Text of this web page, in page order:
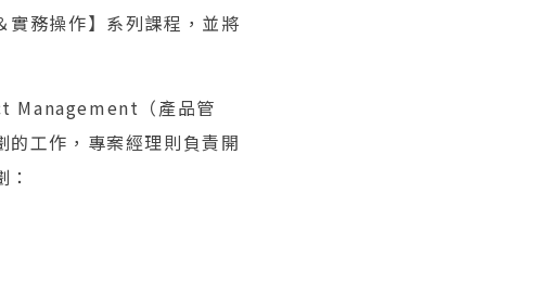
實務操作】系列課程，並將
Management（產品管
工作，專案經理則負責開